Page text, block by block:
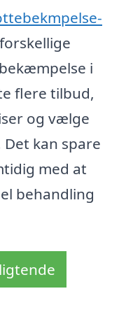
i
flere tilbud,
og vælge
kan spare
med at
behandling